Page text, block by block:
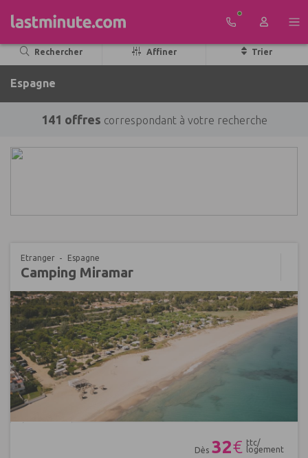
Rechercher Affiner Trier
Espagne
141 offres correspondant à votre recherche
Etranger Espagne
Camping Miramar
Dès 32€ ttc/
logement